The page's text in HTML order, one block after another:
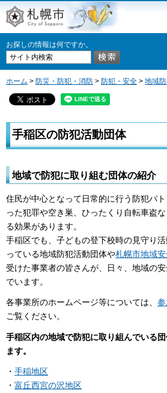
札幌市
お探しの情報は何ですか。
ホーム > 防災・防犯・消防 > 防犯・安全 > 地域
手稲区の防犯活動団体
地域で防犯に取り組む団体の紹介
住民が中心となって日常的に行う防犯パ
った犯罪や空き巣、ひったくり自転車盗
る効果があります。
手稲区でも、子どもの登下校時の見守り
っている地域防犯活動団体や札幌市地域
受けた事業者の皆さんが、日々、地域の
でいます。
各事業所のホームページ等については、
ご覧ください。
手稲区内の地域で防犯に取り組んでいる
ます。
・ 手稲地区
・ 富丘西宮の沢地区